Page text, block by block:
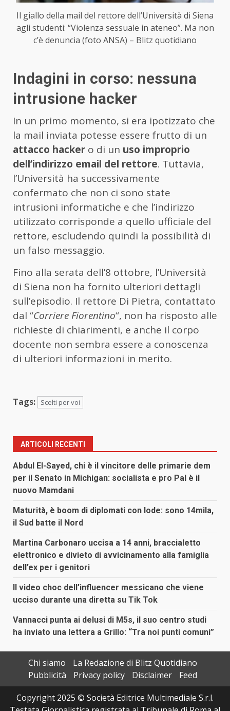
Il giallo della mail del rettore dell’Università di Siena
agli studenti: “Violenza sessuale in ateneo”. Ma non
c’è denuncia (foto ANSA) – Blitz quotidiano
Indagini in corso: nessuna
intrusione hacker
In un primo momento, si era ipotizzato che
la mail inviata potesse essere frutto di un
attacco hacker o di un uso improprio
dell’indirizzo email del rettore. Tuttavia,
l’Università ha successivamente
confermato che non ci sono state
intrusioni informatiche e che l’indirizzo
utilizzato corrisponde a quello ufficiale del
rettore, escludendo quindi la possibilità di
un falso messaggio.
Fino alla serata dell’8 ottobre, l’Università
di Siena non ha fornito ulteriori dettagli
sull’episodio. Il rettore Di Pietra, contattato
dal “Corriere Fiorentino“, non ha risposto alle
richieste di chiarimenti, e anche il corpo
docente non sembra essere a conoscenza
di ulteriori informazioni in merito.
Tags: Scelti per voi
ARTICOLI RECENTI
Abdul El-Sayed, chi è il vincitore delle primarie dem
per il Senato in Michigan: socialista e pro Pal è il
nuovo Mamdani
Maturità, è boom di diplomati con lode: sono 14mila,
il Sud batte il Nord
Martina Carbonaro uccisa a 14 anni, braccialetto
elettronico e divieto di avvicinamento alla famiglia
dell’ex per i genitori
Il video choc dell’influencer messicano che viene
ucciso durante una diretta su Tik Tok
Vannacci punta ai delusi di M5s, il suo centro studi
ha inviato una lettera a Grillo: “Tra noi punti comuni”
Chi siamo
La Redazione di Blitz Quotidiano
Pubblicità
Privacy policy Disclaimer
Feed
Copyright 2025 © Società Editrice Multimediale S.r.l.